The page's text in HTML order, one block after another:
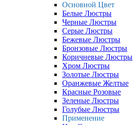
Основной Цвет
Белые Люстры
Черные Люстры
Серые Люстры
Бежевые Люстры
Бронзовые Люстры
Коричневые Люстры
Хром Люстры
Золотые Люстры
Оранжевые Желтые
Красные Розовые
Зеленые Люстры
Голубые Люстры
Применение